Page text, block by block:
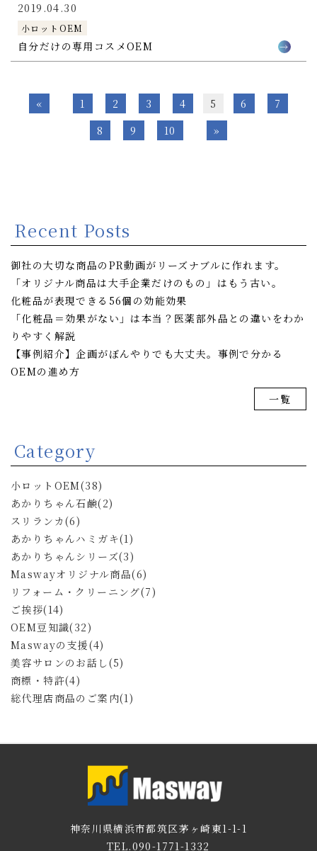
2019.04.30
小ロットOEM
自分だけの専用コスメOEM
« 1 2 3 4 5 6
7
8
9 10 »
Recent Posts
御社の大切な商品のPR動画がリーズナブルに作れます。
「オリジナル商品は大手企業だけのもの」はもう古い。
化粧品が表現できる56個の効能効果
「化粧品＝効果がない」は本当？医薬部外品との違いをわか
りやすく解説
【事例紹介】企画がぼんやりでも大丈夫。事例で分かる
OEMの進め方
一覧
Category
小ロットOEM(38)
あかりちゃん石鹸(2)
スリランカ(6)
あかりちゃんハミガキ(1)
あかりちゃんシリーズ(3)
Maswayオリジナル商品(6)
リフォーム・クリーニング(7)
ご挨拶(14)
OEM豆知識(32)
Maswayの支援(4)
美容サロンのお話し(5)
商標・特許(4)
総代理店商品のご案内(1)
神奈川県横浜市都筑区茅ヶ崎東1-1-1
TEL.090-1771-1332